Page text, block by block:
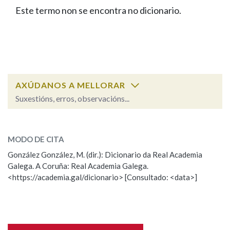
FIGURAS HOMENAXEADAS
PORTAL DAS PALABRAS
Facebook
TwitterYoutubeInstagram
Bluesky
BUSCAR NOS LEMAS
Remata por
BUSCAR NO CONTIDO
Nas definicións
Este termo non se encontra no dicionario.
AXÚDANOS A MELLORAR
Suxestións, erros, observacións...
Observación
Nome
MODO DE CITA
González González, M. (dir.): Dicionario da Real Academia
Galega. A Coruña: Real Academia Galega.
<https://academia.gal/dicionario> [Consultado: <data>]